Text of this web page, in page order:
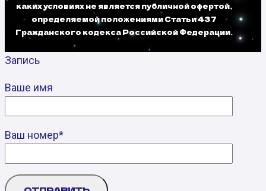
каких условиях не является публичной офертой,
определяемой положениями Статьи 437
Гражданского кодекса Российской Федерации.
Запись
Ваше имя
Ваш номер*